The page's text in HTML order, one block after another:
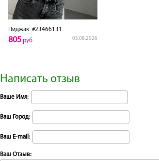
Пиджак #23466131
03.08.2026
805 руб
Написать отзыв
Ваше Имя:
Ваш Город:
Ваш E-mail:
Ваш Отзыв: